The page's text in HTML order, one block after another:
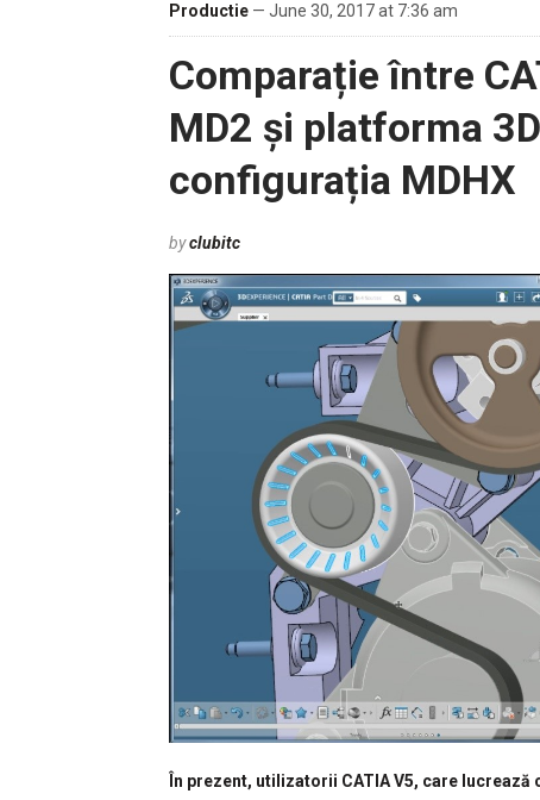
Productie — June 30, 2017 at 7:36 am
Comparație între
MD2 și platforma
configurația MDHX
byclubitc
În prezent, utilizatorii CATIA V5, care